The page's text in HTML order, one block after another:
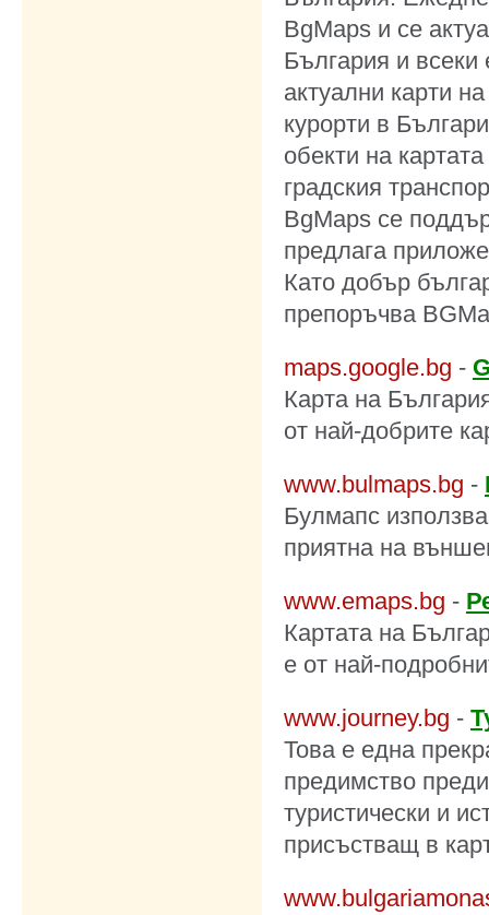
BgMaps и се
България и
актуални карти
курорти в
обекти на
градския
BgMaps се
предлага
Като добър
препоръчва
maps.google.bg -
Карта на
от най-добрите
www.bulmaps.bg -
Булмапс
приятна на
www.emaps.bg -
Картата на
е от най-
www.journey.bg -
Това е една
предимство
туристически и
присъстващ в